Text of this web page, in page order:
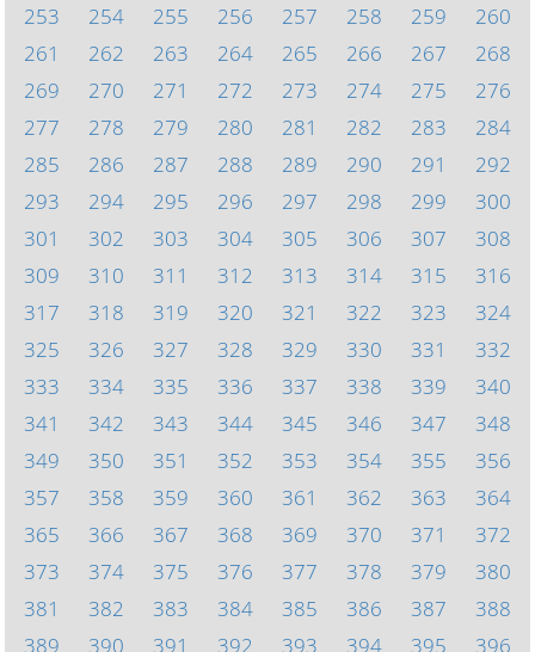
253
254 255 256 257 258 259
260
261
262 263 264 265 266 267
268
269
270 271 272 273 274 275
276
277
278 279 280 281 282 283
284
285
286 287 288 289 290 291
292
293
294 295 296 297 298 299
300
301
302 303 304 305 306 307
308
309
310 311 312 313 314 315
316
317
318 319 320 321 322 323
324
325
326 327 328 329 330 331
332
333
334 335 336 337 338 339
340
341
342 343 344 345 346 347
348
349
350 351 352 353 354 355
356
357
358 359 360 361 362 363
364
365
366 367 368 369 370 371
372
373
374 375 376 377 378 379
380
381
382 383 384 385 386 387
388
389
390 391 392 393 394 395 396